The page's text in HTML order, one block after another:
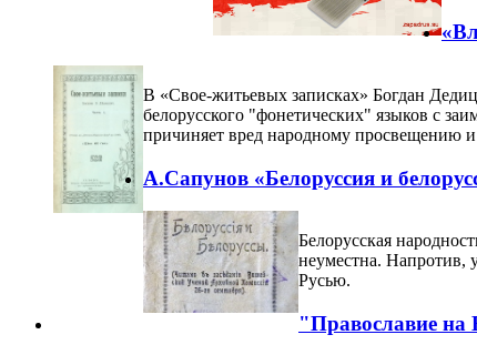
В «Свое-житьевых записках» Богдан
белорусского "фонетических" языков с
причиняет вред народному просвещению
А.Сапунов «Белоруссия и
Белорусская
неуместна. Напротив,
Русью.
"Православие на